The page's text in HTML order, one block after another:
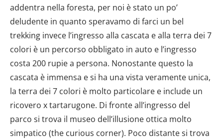
addentra nella foresta, per noi è stato un po’
deludente in quanto speravamo di farci un bel
trekking invece l’ingresso alla cascata e alla terra dei 7
colori è un percorso obbligato in auto e l’ingresso
costa 200 rupie a persona. Nonostante questo la
cascata è immensa e si ha una vista veramente unica,
la terra dei 7 colori è molto particolare e include un
ricovero x tartarugone. Di fronte all’ingresso del
parco si trova il museo dell’illusione ottica molto
simpatico (the curious corner). Poco distante si trova